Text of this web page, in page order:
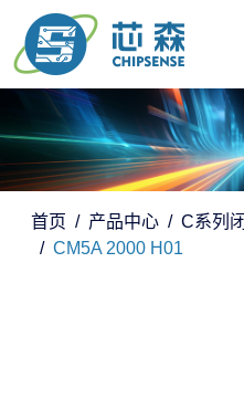
首页 产品中心
C系列
CM5A 2000 H01